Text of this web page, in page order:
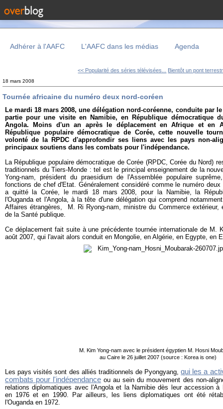
Adhérer à l'AAFC L'AAFC dans les médias Agenda
<< Popularité des séries télévisées... Bientôt un pont
18 mars 2008
Tournée africaine du numéro deux nord-coréen
Le mardi 18 mars 2008, une délégation nord-coréenne, conduite par
partie pour une visite en Namibie, en République démocratique
Angola. Moins d'un an après le déplacement en Afrique et en
République populaire démocratique de Corée, cette nouvelle
volonté de la RPDC d'approfondir ses liens avec les pays non-
principaux soutiens dans les combats pour l'indépendance.
La République populaire démocratique de Corée (RPDC, Corée du Nord)
traditionnels du Tiers-Monde : tel est le principal enseignement de la
Yong-nam, président du praesidium de l'Assemblée populaire
fonctions de chef d'Etat. Généralement considéré comme le numéro
a quitté la Corée, le mardi 18 mars 2008, pour la Namibie, la
l'Ouganda et l'Angola, à la tête d'une délégation qui comprend
Affaires étrangères, M. Ri Ryong-nam, ministre du Commerce extérieur,
de la Santé publique.
Ce déplacement fait suite à une précédente tournée internationale de M.
août 2007, qui l'avait alors conduit en Mongolie, en Algérie, en Egypte, en
M. Kim Yong-nam avec le président égyptien M. Hosni
au Caire le 26 juillet 2007 (source : Korea is one)
Les pays visités sont des alliés traditionnels de Pyongyang,qui les a
combats pour l'indépendance ou au sein du mouvement des non-
relations diplomatiques avec l'Angola et la Namibie dès leur accession à
en 1976 et en 1990. Par ailleurs, les liens diplomatiques ont été
l'Ouganda en 1972.